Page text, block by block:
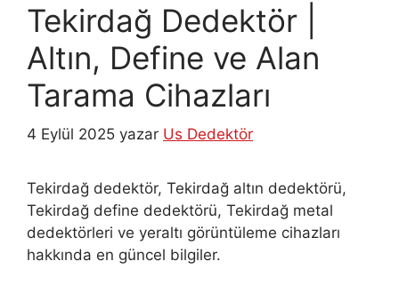
Tekirdağ Dedektör |
Altın, Define ve Alan
Tarama Cihazları
4 Eylül 2025 yazar Us Dedektör
Tekirdağ dedektör, Tekirdağ altın dedektörü,
Tekirdağ define dedektörü, Tekirdağ metal
dedektörleri ve yeraltı görüntüleme cihazları
hakkında en güncel bilgiler.